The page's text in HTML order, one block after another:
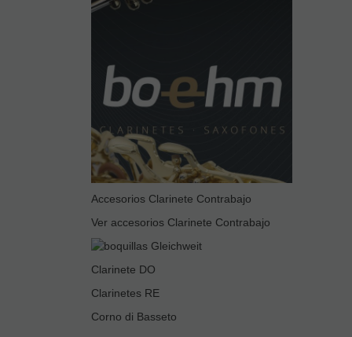
Accesorios Clarinete Contrabajo
Ver accesorios Clarinete Contrabajo
Clarinete DO
Clarinetes RE
Corno di Basseto